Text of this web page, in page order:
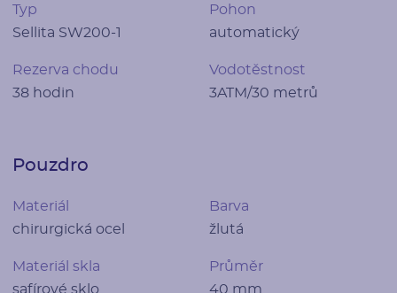
Typ
Sellita SW200-1
Pohon
automatický
Rezerva chodu
38 hodin
Vodotěstnost
3ATM/30 metrů
Pouzdro
Materiál
chirurgická ocel
Barva
žlutá
Materiál skla
safírové sklo
Průměr
40 mm